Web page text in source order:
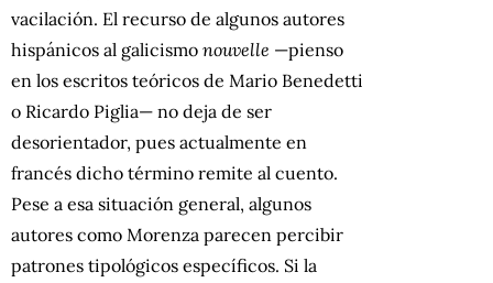
vacilación. El recurso de algunos autores
hispánicos al galicismo nouvelle —pienso
en los escritos teóricos de Mario Benedetti
o Ricardo Piglia— no deja de ser
desorientador, pues actualmente en
francés dicho término remite al cuento.
Pese a esa situación general, algunos
autores como Morenza parecen percibir
patrones tipológicos específicos. Si la